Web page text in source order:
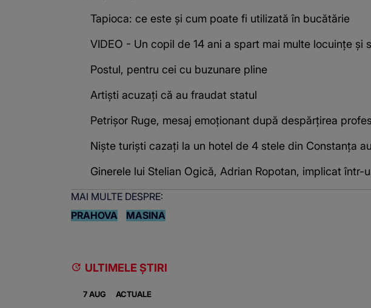
Tapioca: ce este și cum poate fi utilizată în bucătărie
VIDEO - Un copil de 14 ani a spart mai multe locuințe
Postul, pentru cei cu buzunare pline
Artiști acuzați că au fraudat statul
Petrișor Ruge, mesaj emoționant după despărțirea
Niște turiști cazați la un hotel de 4 stele din Constanța
Ginerele lui Stelian Ogică, Adrian Ropotan, implicat
MAI MULTE DESPRE:
PRAHOVA
MASINA
ULTIMELE ȘTIRI
7 AUG ACTUALE